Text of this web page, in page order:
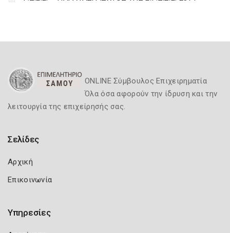
ONLINE Σύμβουλος Επιχειρηματία
Όλα όσα αφορούν την ίδρυση και την
λειτουργία της επιχείρησής σας.
Σελίδες
Αρχική
Επικοινωνία
Υπηρεσίες